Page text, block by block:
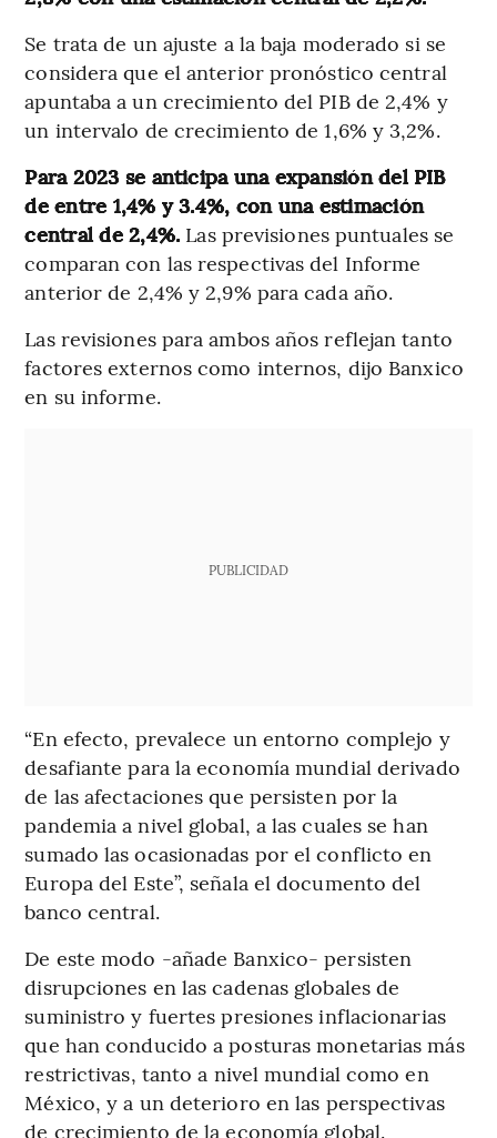
Se trata de un ajuste a la baja moderado si se
considera que el anterior pronóstico central
apuntaba a un crecimiento del PIB de 2,4% y
un intervalo de crecimiento de 1,6% y 3,2%.
Para 2023 se anticipa una expansión del PIB
de entre 1,4% y 3.4%, con una estimación
central de 2,4%. Las previsiones puntuales se
comparan con las respectivas del Informe
anterior de 2,4% y 2,9% para cada año.
Las revisiones para ambos años reflejan tanto
factores externos como internos, dijo Banxico
en su informe.
PUBLICIDAD
“En efecto, prevalece un entorno complejo y
desafiante para la economía mundial derivado
de las afectaciones que persisten por la
pandemia a nivel global, a las cuales se han
sumado las ocasionadas por el conflicto en
Europa del Este”, señala el documento del
banco central.
De este modo -añade Banxico- persisten
disrupciones en las cadenas globales de
suministro y fuertes presiones inflacionarias
que han conducido a posturas monetarias más
restrictivas, tanto a nivel mundial como en
México, y a un deterioro en las perspectivas
de crecimiento de la economía global.